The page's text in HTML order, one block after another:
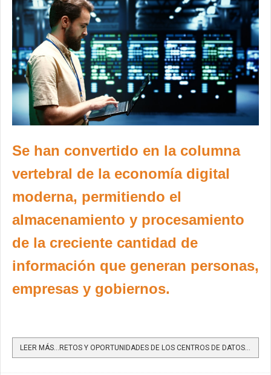
Se han convertido en la columna
vertebral de la economía digital
moderna, permitiendo el
almacenamiento y procesamiento
de la creciente cantidad de
información que generan personas,
empresas y gobiernos.
LEER MÁS…RETOS Y OPORTUNIDADES DE LOS CENTROS DE DATOS EN LA ERA DIGITAL Y LA IA